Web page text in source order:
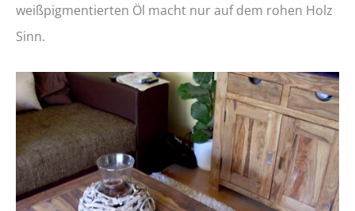
weißpigmentierten Öl macht nur auf dem rohen Holz
Sinn.